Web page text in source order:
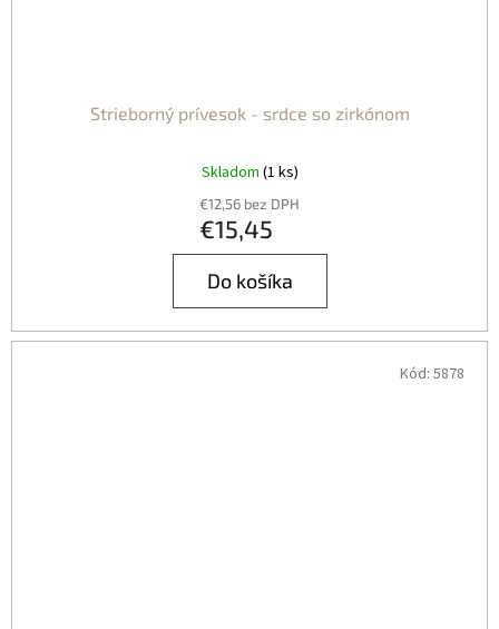
Strieborný prívesok - srdce so zirkónom
Skladom (1 ks)
€12,56 bez DPH
€15,45
Do košíka
Kód: 5878